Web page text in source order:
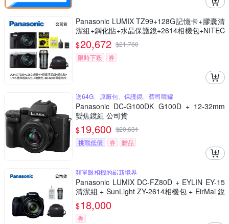
Panasonic LUMIX TZ99+128G記憶卡+膠囊清
潔組+鋼化貼+水晶保護鏡+2614相機包+NITEC
ORE BB nano 迷你電動氣吹(公司貨)
$20,672 $21,760
限時下殺
券
送64G、原廠包、保護鏡、蔡司噴罐
Panasonic DC-G100DK G100D + 12-32mm
變焦鏡組 公司貨
$19,600 $20,631
挑戰低價
券 贈品
類單眼相機的嶄新境界
Panasonic LUMIX DC-FZ80D + EYLIN EY-15
清潔組 + SunLight ZY-2614相機包 + EirMai 銳
瑪 HD-100C電子除濕卡 FZ80D (公司貨)
$18,000
券